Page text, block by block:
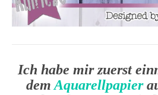
Ich habe mir zuerst
dem Aquarellpapier